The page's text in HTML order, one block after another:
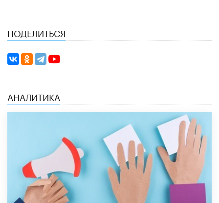
ПОДЕЛИТЬСЯ
АНАЛИТИКА